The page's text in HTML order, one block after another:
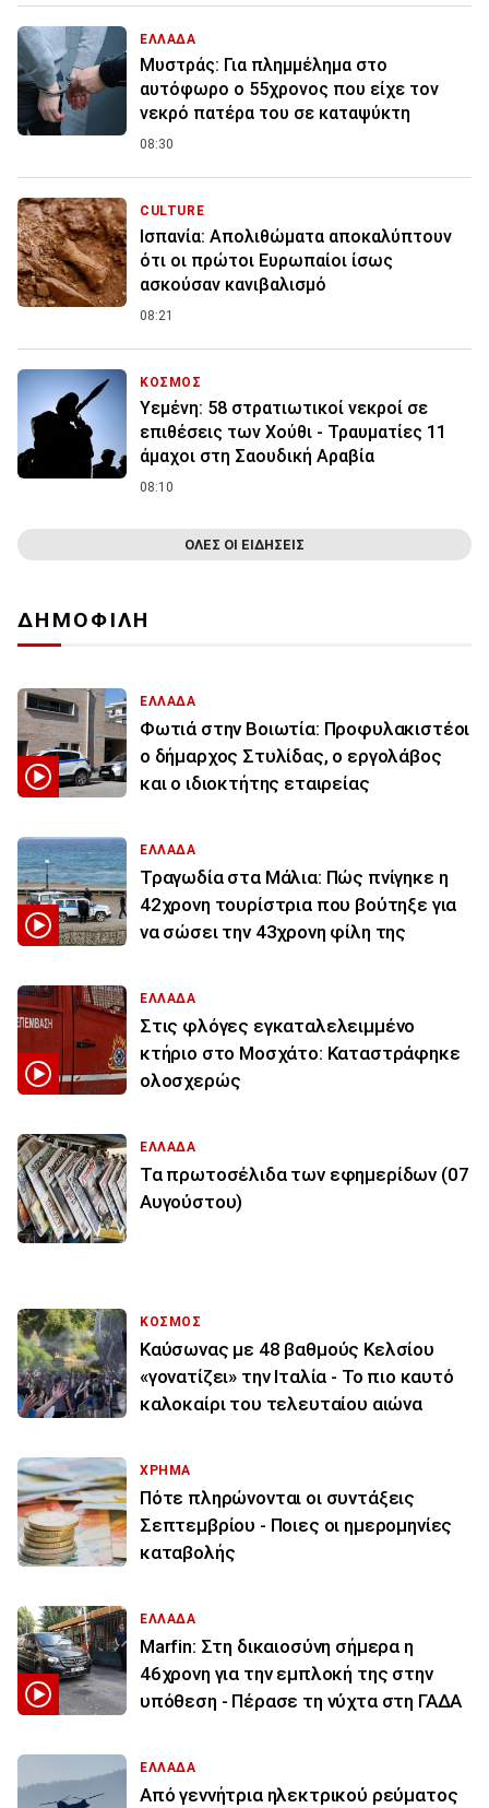
ΕΛΛΑΔΑ
Μυστράς: Για πλημμέλημα στο
αυτόφωρο ο 55χρονος που είχε τον
νεκρό πατέρα του σε καταψύκτη
08:30
CULTURE
Ισπανία: Απολιθώματα αποκαλύπτουν
ότι οι πρώτοι Ευρωπαίοι ίσως
ασκούσαν κανιβαλισμό
08:21
ΚΟΣΜΟΣ
Υεμένη: 58 στρατιωτικοί νεκροί σε
επιθέσεις των Χούθι - Τραυματίες 11
άμαχοι στη Σαουδική Αραβία
08:10
ΟΛΕΣ ΟΙ ΕΙΔΗΣΕΙΣ
ΔΗΜΟΦΙΛΗ
ΕΛΛΑΔΑ
Φωτιά στην Βοιωτία: Προφυλακιστέοι
ο δήμαρχος Στυλίδας, ο εργολάβος
και ο ιδιοκτήτης εταιρείας
ΕΛΛΑΔΑ
Τραγωδία στα Μάλια: Πώς πνίγηκε η
42χρονη τουρίστρια που βούτηξε για
να σώσει την 43χρονη φίλη της
ΕΛΛΑΔΑ
Στις φλόγες εγκαταλελειμμένο
κτήριο στο Μοσχάτο: Καταστράφηκε
ολοσχερώς
ΕΛΛΑΔΑ
Τα πρωτοσέλιδα των εφημερίδων (07
Αυγούστου)
ΚΟΣΜΟΣ
Καύσωνας με 48 βαθμούς Κελσίου
«γονατίζει» την Ιταλία - Το πιο καυτό
καλοκαίρι του τελευταίου αιώνα
ΧΡΗΜΑ
Πότε πληρώνονται οι συντάξεις
Σεπτεμβρίου - Ποιες οι ημερομηνίες
καταβολής
ΕΛΛΑΔΑ
Marfin: Στη δικαιοσύνη σήμερα η
46χρονη για την εμπλοκή της στην
υπόθεση - Πέρασε τη νύχτα στη ΓΑΔΑ
ΕΛΛΑΔΑ
Από γεννήτρια ηλεκτρικού ρεύματος